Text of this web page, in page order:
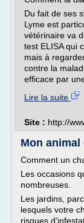
Du fait de ses
Lyme est
vétérinaire va
test ELISA qui
mais à
contre la
efficace par
Lire la suite
Site : http://
Mon
Comment un
Les occasions
nombreuses.
Les jardins,
lesquels votre
risques